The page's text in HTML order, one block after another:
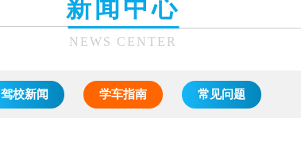
新闻中心
NEWS CENTER
驾校新闻 学车指南 常见问题